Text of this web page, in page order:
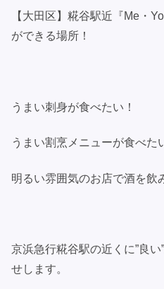
【大田区】糀谷駅近『Me・
ができる場所！
うまい刺身が食べたい！
うまい割烹メニューが食べた
明るい雰囲気のお店で酒を飲
京浜急行糀谷駅の近くに”良
せします。